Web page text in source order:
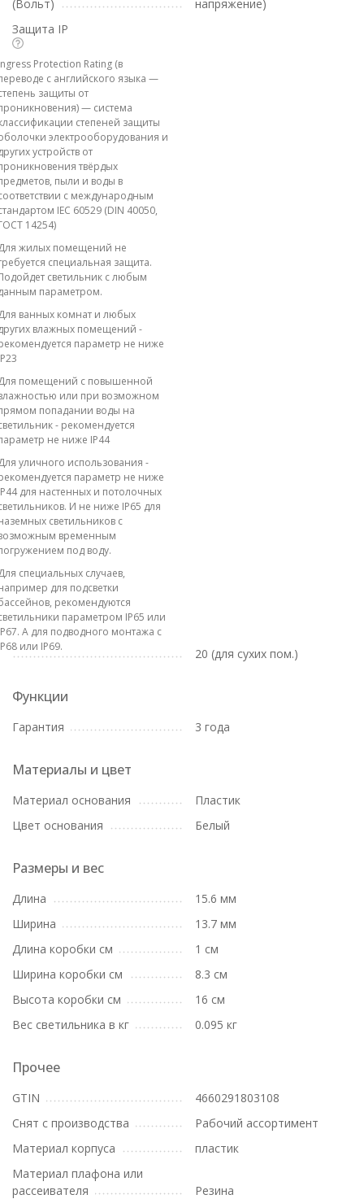
(Вольт)
напряжение)
Защита IP
Protection Rating (в
с английского языка —
защиты от
— система
степеней защиты
электрооборудования и
устройств от
твёрдых
пыли и воды в
с международным
IEC 60529 (DIN 40050,
14254)
жилых помещений не
специальная защита.
светильник с любым
параметром.
ванных комнат и любых
влажных помещений -
параметр не ниже
помещений с повышенной
или при возможном
попадании воды на
- рекомендуется
не ниже IP44
уличного использования -
параметр не ниже
для настенных и потолочных
И не ниже IP65 для
светильников с
временным
под воду.
специальных случаев,
для подсветки
рекомендуются
параметром IP65 или
А для подводного монтажа с
или IP69.
20 (для сухих пом.)
Функции
Гарантия 3 года
Материалы и цвет
Материал основания
Пластик
Цвет основания
Белый
Размеры и вес
Длина
15.6 мм
Ширина
13.7 мм
Длина коробки см
1 см
Ширина коробки см
8.3 см
Высота коробки см
16 см
Вес светильника в кг
0.095 кг
Прочее
GTIN
4660291803108
Снят с производства
Рабочий ассортимент
Материал корпуса
пластик
Материал плафона или
рассеивателя
Резина